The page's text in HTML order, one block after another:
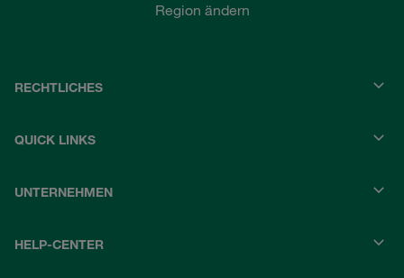
Region ändern
RECHTLICHES
QUICK LINKS
UNTERNEHMEN
HELP-CENTER